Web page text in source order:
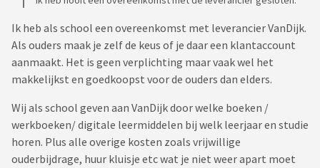
Ik heb als school een overeenkomst met leverancier VanDijk.
Als ouders maak je zelf de keus of je daar een klantaccount
aanmaakt. Het is geen verplichting maar vaak wel het
makkelijkst en goedkoopst voor de ouders dan elders.
Wij als school geven aan VanDijk door welke boeken /
werkboeken/ digitale leermiddelen bij welk leerjaar en studie
horen. Plus alle overige kosten zoals vrijwillige
ouderbijdrage, huur kluisje etc wat je niet weer apart moet